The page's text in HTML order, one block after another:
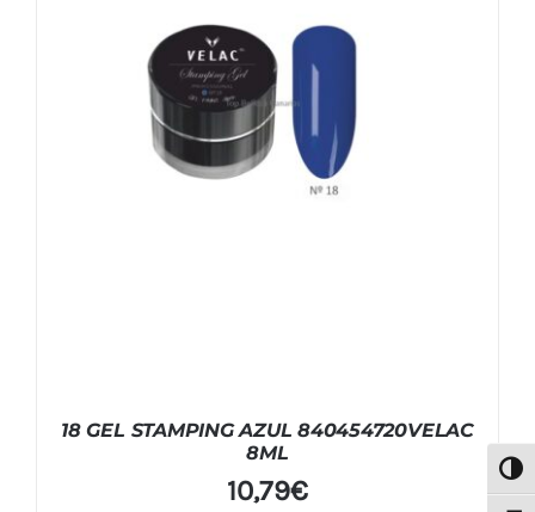
18 GEL STAMPING AZUL 840454720VELAC
8ML
10,79€